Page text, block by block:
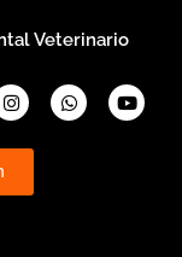
Veterinario
InstagramWhatsapp